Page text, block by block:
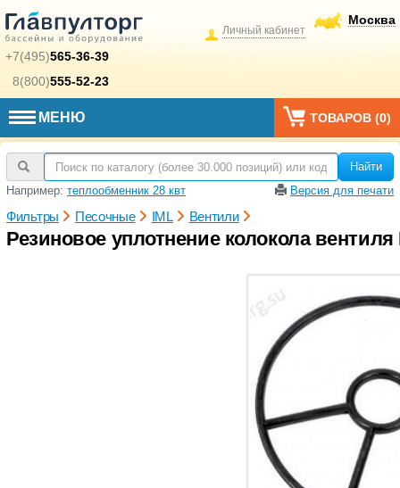
+7(495)565-36-39
8(800)555-52-23
Москва
Личный кабинет
МЕНЮ ТОВАРОВ (0)
Найти
Например: теплообменник 28 квт Версия для печати
Фильтры Песочные IML Вентили
Резиновое уплотнение колокола вентиля